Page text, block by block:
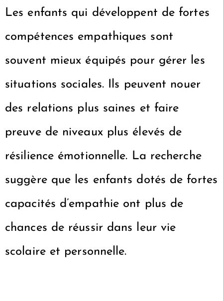
Les enfants qui développent de fortes
compétences empathiques sont
souvent mieux équipés pour gérer les
situations sociales. Ils peuvent nouer
des relations plus saines et faire
preuve de niveaux plus élevés de
résilience émotionnelle. La recherche
suggère que les enfants dotés de fortes
capacités d’empathie ont plus de
chances de réussir dans leur vie
scolaire et personnelle.